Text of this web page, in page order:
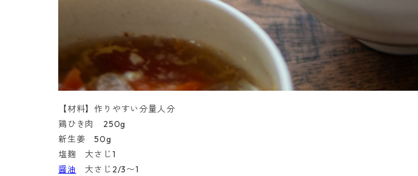
【材料】作りやすい分量人分
鶏ひき肉 250g
新生姜 50g
塩麹 大さじ1
醤油 大さじ2/3〜1